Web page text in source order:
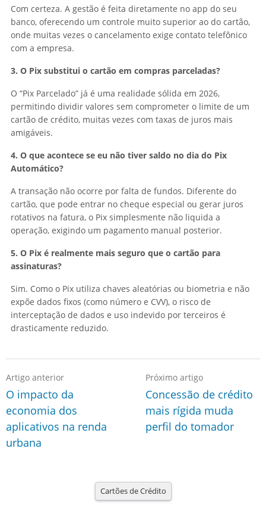
Com certeza. A gestão é feita diretamente no app do seu
banco, oferecendo um controle muito superior ao do cartão,
onde muitas vezes o cancelamento exige contato telefônico
com a empresa.
3. O Pix substitui o cartão em compras parceladas?
O “Pix Parcelado” já é uma realidade sólida em 2026,
permitindo dividir valores sem comprometer o limite de um
cartão de crédito, muitas vezes com taxas de juros mais
amigáveis.
4. O que acontece se eu não tiver saldo no dia do Pix
Automático?
A transação não ocorre por falta de fundos. Diferente do
cartão, que pode entrar no cheque especial ou gerar juros
rotativos na fatura, o Pix simplesmente não liquida a
operação, exigindo um pagamento manual posterior.
5. O Pix é realmente mais seguro que o cartão para
assinaturas?
Sim. Como o Pix utiliza chaves aleatórias ou biometria e não
expõe dados fixos (como número e CVV), o risco de
interceptação de dados e uso indevido por terceiros é
drasticamente reduzido.
Artigo anterior
O impacto da
economia dos
aplicativos na renda
urbana
Próximo artigo
Concessão de crédito
mais rígida muda
perfil do tomador
Cartões de Crédito